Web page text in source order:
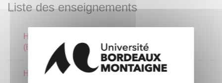
Liste des enseignements
Histoire des spectacles
(Europe moderne)
3 crédits
Histoire de la danse 2 3 crédits